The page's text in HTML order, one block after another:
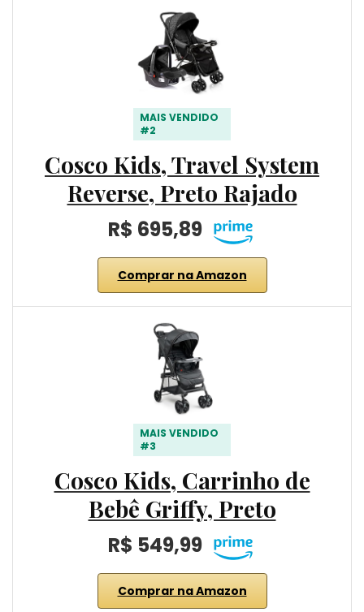
MAIS VENDIDO
#2
Cosco Kids, Travel System
Reverse, Preto Rajado
R$ 695,89
Comprar na Amazon
MAIS VENDIDO
#3
Cosco Kids, Carrinho de
Bebê Griffy, Preto
R$ 549,99
Comprar na Amazon